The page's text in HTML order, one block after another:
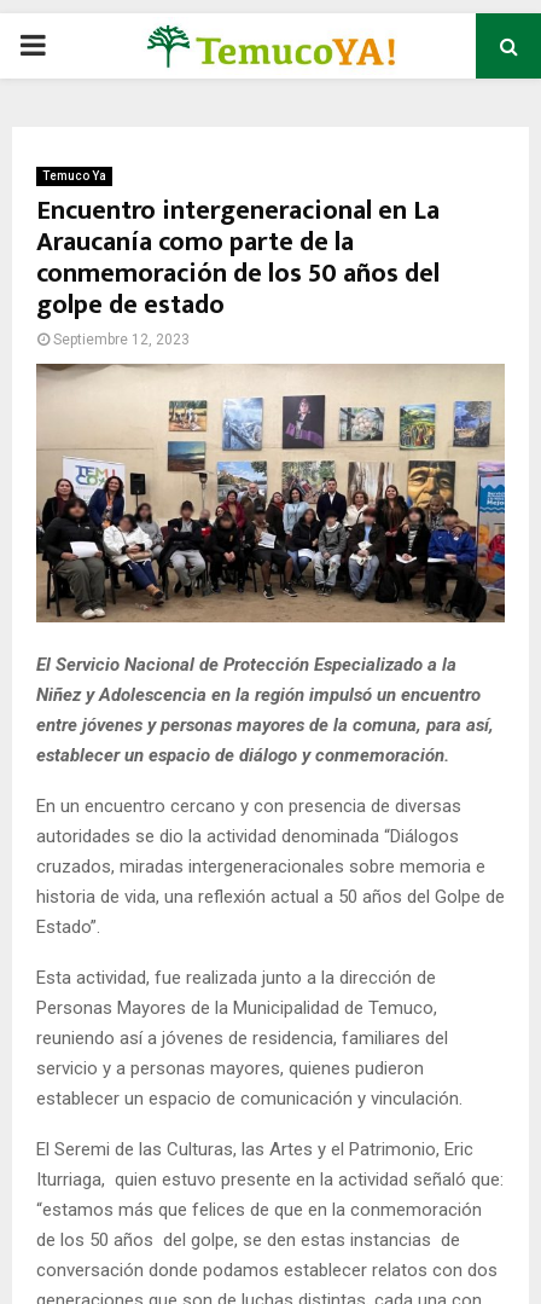
P
M
A
R
M
N
U
Temuco Ya
Encuentro intergeneracional en La
Araucanía como parte de la
conmemoración de los 50 años del
golpe de estado
Septiembre 12, 2023
El Servicio Nacional de Protección Especializado a la
Niñez y Adolescencia en la región impulsó un encuentro
entre jóvenes y personas mayores de la comuna, para así,
establecer un espacio de diálogo y conmemoración.
En un encuentro cercano y con presencia de diversas
autoridades se dio la actividad denominada “Diálogos
cruzados, miradas intergeneracionales sobre memoria e
historia de vida, una reflexión actual a 50 años del Golpe de
Estado”.
Esta actividad, fue realizada junto a la dirección de
Personas Mayores de la Municipalidad de Temuco,
reuniendo así a jóvenes de residencia, familiares del
servicio y a personas mayores, quienes pudieron
establecer un espacio de comunicación y vinculación.
El Seremi de las Culturas, las Artes y el Patrimonio, Eric
Iturriaga, quien estuvo presente en la actividad señaló que:
“estamos más que felices de que en la conmemoración
de los 50 años del golpe, se den estas instancias de
conversación donde podamos establecer relatos con dos